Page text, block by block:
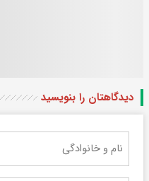
دیدگاهتان را بنویسید